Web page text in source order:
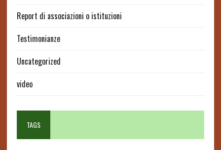
Report di associazioni o istituzioni
Testimonianze
Uncategorized
video
TAGS